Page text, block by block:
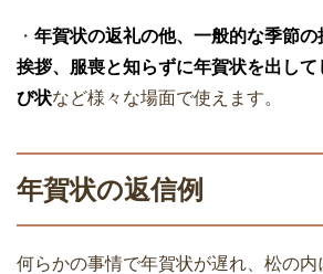
・ 年賀状の返礼の他、 一般的な季節の
挨拶、 服喪と知らずに年賀状を出し
び状など様々な場面で使えます。
年賀状の返信例
何らかの事情で年賀状が遅れ、松の内